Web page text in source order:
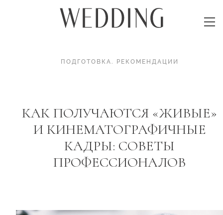
ПОДГОТОВКА. РЕКОМЕНДАЦИИ
КАК ПОЛУЧАЮТСЯ «ЖИВЫЕ»
И КИНЕМАТОГРАФИЧНЫЕ
КАДРЫ: СОВЕТЫ
ПРОФЕССИОНАЛОВ